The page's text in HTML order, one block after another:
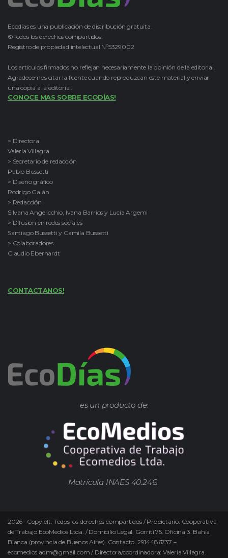
Ecodías es una publicación de distribución gratuita.
©Todos los derechos compartidos.
Registro de propiedad intelectual Nº5329002
Los artículos firmados no reflejan necesariamente la opinión de la editorial.
Agradecemos citar la fuente cuando reproduzcan este material y enviar
una copia a la editorial.
CONOCE MAS SOBRE ECODÍAS!
> Directora
Valeria Villagra
> Secretario de redacción
Pablo Bussetti
> Diseño gráfico
Rodrigo Galán
> Redacción
Silvana Angelicchio, Ivana Barrios y Lucía Argemi
> Difusión en redes sociales
Santiago Bussetti y Camila Bussetti
> Colaboradores
Claudio Eberhardt
CONTACTANOS!
es un producto de:
Matrícula INAES 40.246.
2026– Copyleft. Todos los derechos compartidos / Propietario: Cooperativa
de Trabajo EcoMedios Ltda. / Domicilio Legal: Gorriti 75. Oficina 3. Bahía
Blanca (provincia de Buenos Aires). Contacto. 2914486737 –
ecomedios.adm@gmail.com / Directora/coordinadora: Valeria Villagra.